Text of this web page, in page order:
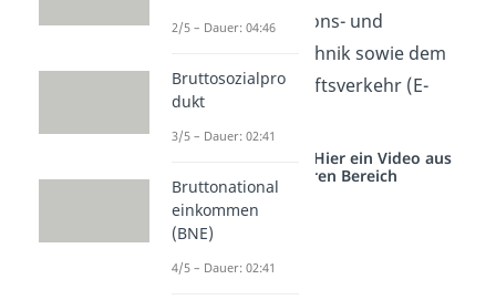
schnellen Informations- und
Kommunikationstechnik sowie dem
elektrischen Geschäftsverkehr (E-
Studyflix vernetzt: Hier ein Video aus
einem anderen Bereich
2/5 – Dauer: 04:46
Bruttosozialpro
dukt
3/5 – Dauer: 02:41
Bruttonational
einkommen
(BNE)
4/5 – Dauer: 02:41